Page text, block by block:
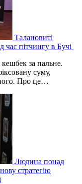
Талановиті
час пітчингу в Бучі
за пальне.
суму,
Про це…
Людина понад
стратегію